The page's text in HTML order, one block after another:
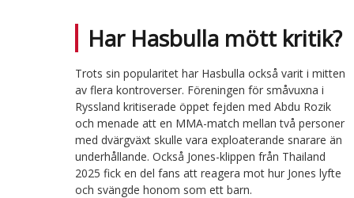
Har Hasbulla mött kritik?
Trots sin popularitet har Hasbulla också varit i mitten
av flera kontroverser. Föreningen för småvuxna i
Ryssland kritiserade öppet fejden med Abdu Rozik
och menade att en MMA-match mellan två personer
med dvärgväxt skulle vara exploaterande snarare än
underhållande. Också Jones-klippen från Thailand
2025 fick en del fans att reagera mot hur Jones lyfte
och svängde honom som ett barn.